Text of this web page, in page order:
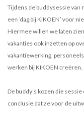
Tijdens de buddysessie van
een ‘dag bij KIKOEN’ voor
Hiermee willen we laten
vakanties ook inzetten op
vakantiewerking,
werken bij KIKOEN creëren.
De buddy’s kozen die
conclusie dat ze voor de